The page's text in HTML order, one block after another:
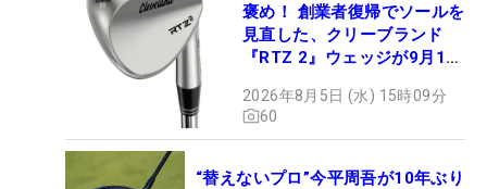
褒め！ 創業者復帰でソールを
見直した、クリーブランド
『RTZ 2』ウェッジが9月12
2026年8月5日 (水) 15時09分
60
“替えないプロ”今平周吾が10年ぶり